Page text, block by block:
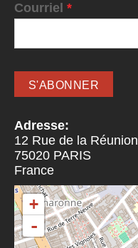
Courriel *
Adresse:
12 Rue de la Réunion
75020 PARIS
France
+
-